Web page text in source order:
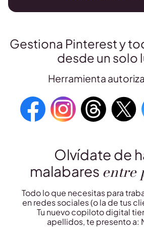
Gestiona Pinterest y
desde un solo
Herramienta
Todo lo que necesitas para
en redes sociales (o la de tus
Tu nuevo copiloto digital
apellidos, te presento a:
Olvídate de
malabares entre